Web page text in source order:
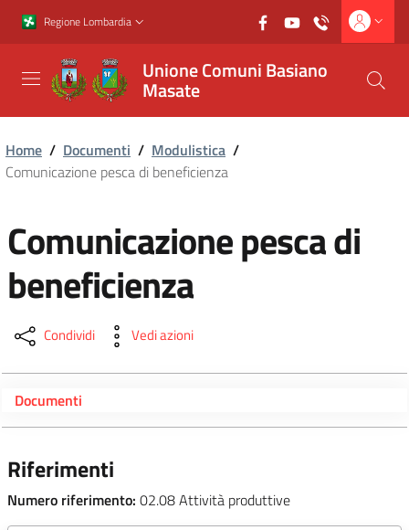
Vai al contenuto principale
Vai al footer
Regione Lombardia
Unione Comuni Basiano
Masate
Home / Documenti / Modulistica /
Comunicazione pesca di beneficienza
Comunicazione pesca di
beneficienza
Condividi Vedi azioni
Documenti
Riferimenti
Numero riferimento: 02.08 Attività produttive